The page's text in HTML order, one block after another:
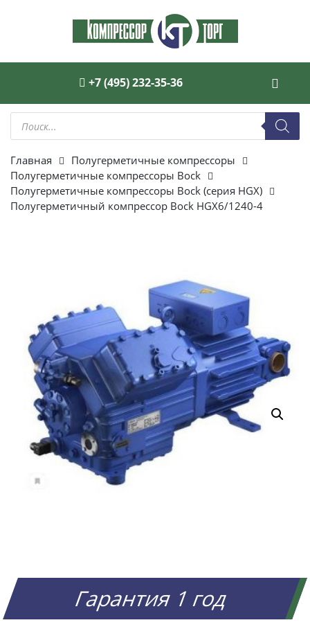
+7 (495) 232-35-36
Поиск
товаров
Главная
Полугерметичные компрессоры
Полугерметичные компрессоры Bock
Полугерметичные компрессоры Bock (серия HGX)
Полугерметичный компрессор Bock HGX6/1240-4
Гарантия 1 год